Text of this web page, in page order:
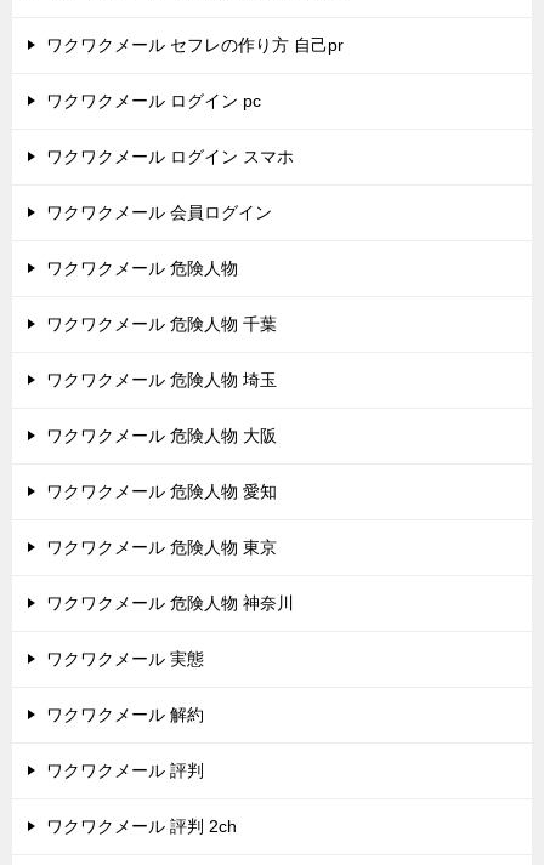
ワクワクメール セフレの作り方 自己pr
ワクワクメール ログイン pc
ワクワクメール ログイン スマホ
ワクワクメール 会員ログイン
ワクワクメール 危険人物
ワクワクメール 危険人物 千葉
ワクワクメール 危険人物 埼玉
ワクワクメール 危険人物 大阪
ワクワクメール 危険人物 愛知
ワクワクメール 危険人物 東京
ワクワクメール 危険人物 神奈川
ワクワクメール 実態
ワクワクメール 解約
ワクワクメール 評判
ワクワクメール 評判 2ch